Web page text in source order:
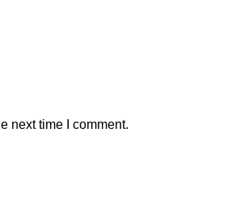
next time I comment.